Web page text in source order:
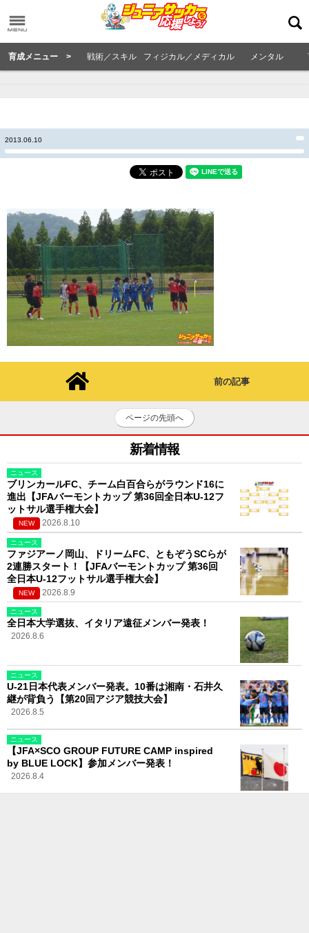
育成メニュー > 戦術／スキル フィジカル／メディカル メンタル
2013.06.10
前の記事
ページの先頭へ
新着情報
ニュース
ブリンカールFC、チーム白百合らがラウンド16に
進出【JFAバーモントカップ 第36回全日本U-12フ
ットサル選手権大会】
NEW 2026.8.10
ニュース
ファジアーノ岡山、ドリームFC、ともぞうSCらが
2連勝スタート！【JFAバーモントカップ 第36回
全日本U-12フットサル選手権大会】
NEW 2026.8.9
ニュース
全日本大学選抜、イタリア遠征メンバー発表！
2026.8.6
ニュース
U-21日本代表メンバー発表。10番は湘南・石井久
継が背負う【第20回アジア競技大会】
2026.8.5
ニュース
【JFA×SCO GROUP FUTURE CAMP inspired
by BLUE LOCK】参加メンバー発表！
2026.8.4